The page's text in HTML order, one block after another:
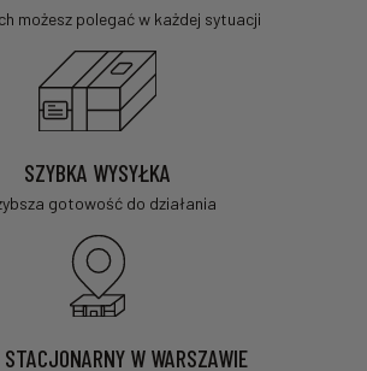
możesz polegać w każdej sytuacji
SZYBKA WYSYŁKA
gotowość do działania
W WARSZAWIE